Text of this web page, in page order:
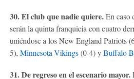
30. El club que nadie quiere.En caso
serán la quinta franquicia con cuatro
uniéndose a los New England Patriots
5), Minnesota Vikings(0-4) yBuffalo
31. De regreso en el escenario mayor.